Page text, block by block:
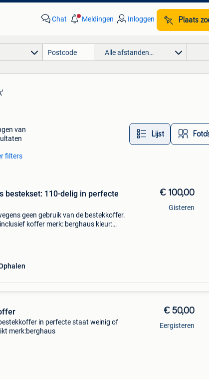
Chat Meldingen Inloggen Plaats
Alle afstanden…
van
Lijst
filters
bestekset: 110-delig in perfecte
geen gebruik van de bestekkoffer.
koffer merk: berghaus kleur:
€ 100,00
Gisteren
in perfecte staat weinig of
merk:berghaus
€ 50,00
Eergisteren